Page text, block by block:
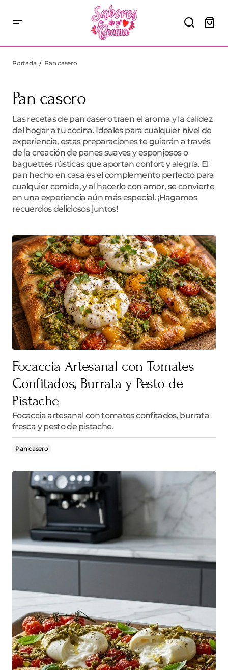
Portada Pan casero
Pan casero
Las recetas de pan casero traen el aroma y la calidez
del hogar a tu cocina. Ideales para cualquier nivel de
experiencia, estas preparaciones te guiarán a través
de la creación de panes suaves y esponjosos o
baguettes rústicas que aportan confort y alegría. El
pan hecho en casa es el complemento perfecto para
cualquier comida, y al hacerlo con amor, se convierte
en una experiencia aún más especial. ¡Hagamos
recuerdos deliciosos juntos!
Focaccia Artesanal con Tomates
Confitados, Burrata y Pesto de
Pistache
Focaccia artesanal con tomates confitados, burrata
fresca y pesto de pistache.
Pan casero